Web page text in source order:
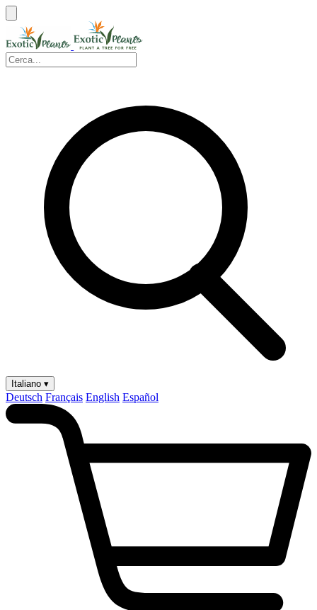
Italiano ▾
Deutsch Français English Español